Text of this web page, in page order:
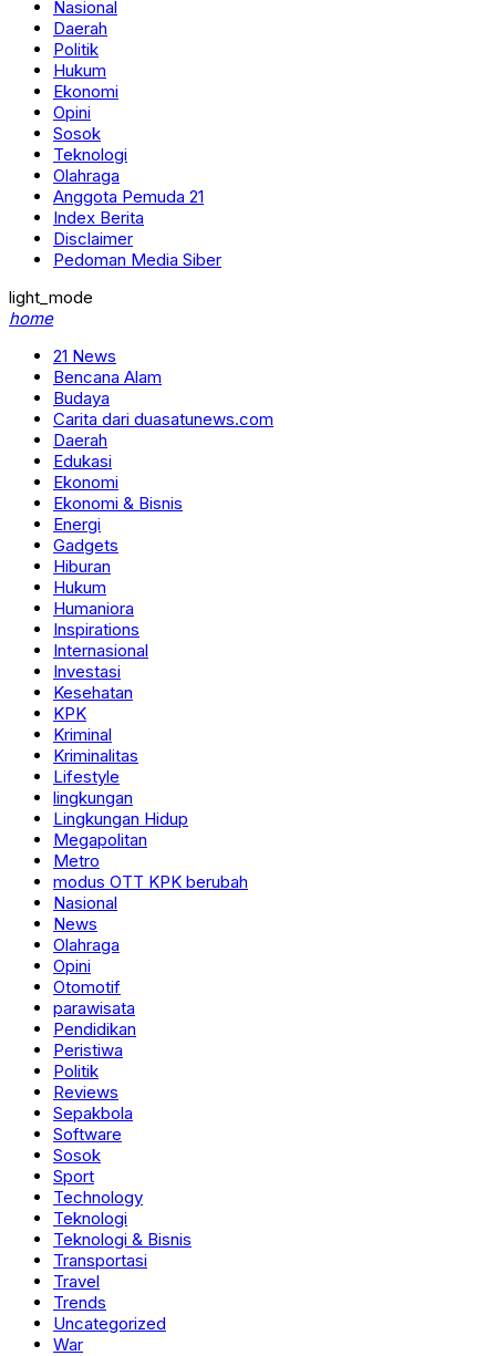
Nasional
Daerah
Politik
Hukum
Ekonomi
Opini
Sosok
Teknologi
Olahraga
Anggota Pemuda 21
Index Berita
Disclaimer
Pedoman Media Siber
light_mode
home
21 News
Bencana Alam
Budaya
Carita dari duasatunews.com
Daerah
Edukasi
Ekonomi
Ekonomi & Bisnis
Energi
Gadgets
Hiburan
Hukum
Humaniora
Inspirations
Internasional
Investasi
Kesehatan
KPK
Kriminal
Kriminalitas
Lifestyle
lingkungan
Lingkungan Hidup
Megapolitan
Metro
modus OTT KPK berubah
Nasional
News
Olahraga
Opini
Otomotif
parawisata
Pendidikan
Peristiwa
Politik
Reviews
Sepakbola
Software
Sosok
Sport
Technology
Teknologi
Teknologi & Bisnis
Transportasi
Travel
Trends
Uncategorized
War